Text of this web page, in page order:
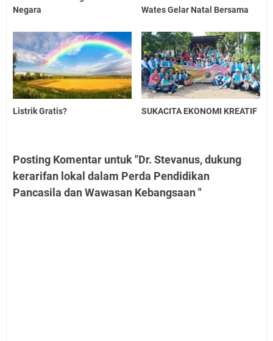
Negara
Wates Gelar Natal Bersama
Listrik Gratis? SUKACITA EKONOMI KREATIF
Posting Komentar untuk "Dr. Stevanus, dukung
kerarifan lokal dalam Perda Pendidikan
Pancasila dan Wawasan Kebangsaan "